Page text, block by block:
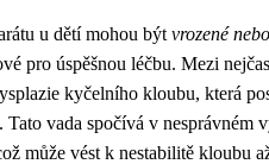
u dětí mohou být vrozené
pro úspěšnou léčbu. Mezi
kyčelního kloubu, která
Tato vada spočívá v nesprávném
může vést k nestabilitě kloubu